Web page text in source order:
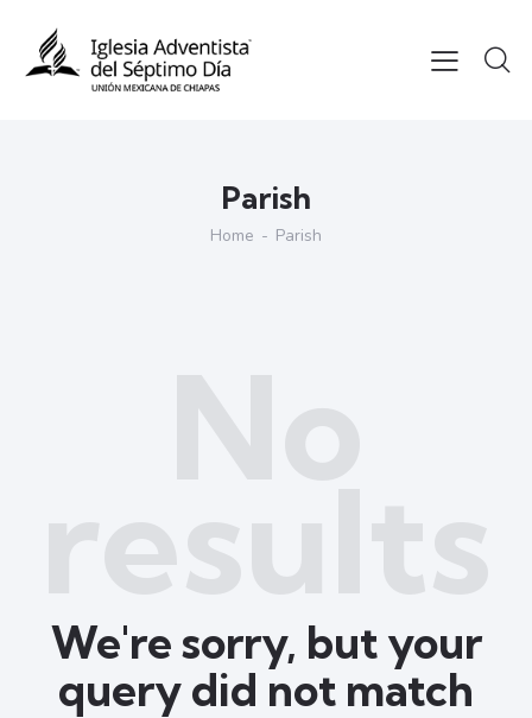
Parish
Home Parish
We're sorry, but your
query did not match